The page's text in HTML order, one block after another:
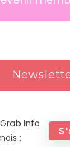
Info
: